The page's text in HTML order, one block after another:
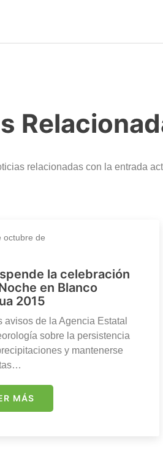
relacionadas con la entrada
octubre de
la celebración
en Blanco
2015
avisos de la Agencia Estatal
sobre la persistencia
y mantenerse
MÁS